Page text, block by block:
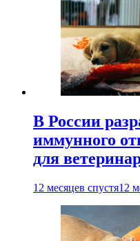
В России
иммунного
для
12 месяцев спустя12